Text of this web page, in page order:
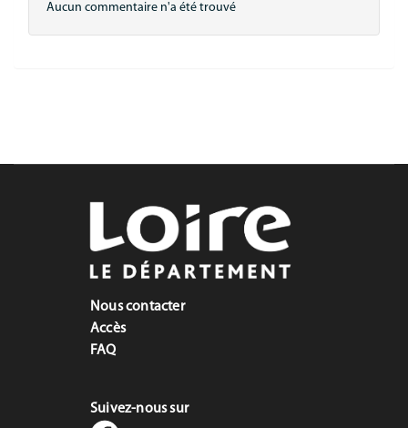
Aucun commentaire n'a été trouvé
Nous contacter
Accès
FAQ
Suivez-nous sur